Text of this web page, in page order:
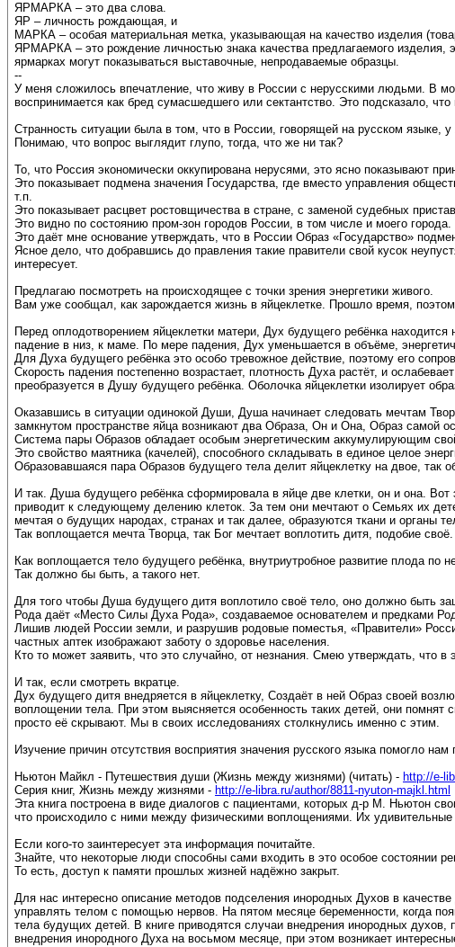
ЯРМАРКА – это два слова.
ЯР – личность рождающая, и
МАРКА – особая материальная метка, указывающая на качество изделия
ЯРМАРКА – это рождение личностью знака качества предлагаемого изделия,
ярмарках могут показываться выставочные, непродаваемые образцы.
--
У меня сложилось впечатление, что живу в России с нерусскими людьми. В
воспринимается как бред сумасшедшего или сектантство. Это подсказало,
Странность ситуации была в том, что в России, говорящей на русском
Понимаю, что вопрос выглядит глупо, тогда, что же ни так?
То, что Россия экономически оккупирована нерусями, это ясно показывают
Это показывает подмена значения Государства, где вместо управления
т.п.
Это показывает расцвет ростовщичества в стране, с заменой судебных
Это видно по состоянию пром-зон городов России, в том числе и моего города.
Это даёт мне основание утверждать, что в России Образ «Государство»
Ясное дело, что добравшись до правления такие правители свой кусок
интересует.
Предлагаю посмотреть на происходящее с точки зрения энергетики живого.
Вам уже сообщал, как зарождается жизнь в яйцеклетке. Прошло время,
Перед оплодотворением яйцеклетки матери, Дух будущего ребёнка
падение в низ, к маме. По мере падения, Дух уменьшается в объёме,
Для Духа будущего ребёнка это особо тревожное действие, поэтому его
Скорость падения постепенно возрастает, плотность Духа растёт, и
преобразуется в Душу будущего ребёнка. Оболочка яйцеклетки изолирует
Оказавшись в ситуации одинокой Души, Душа начинает следовать мечтам
замкнутом пространстве яйца возникают два Образа, Он и Она, Образ самой
Система пары Образов обладает особым энергетическим аккумулирующим
Это свойство маятника (качелей), способного складывать в единое целое
Образовавшаяся пара Образов будущего тела делит яйцеклетку на двое, так
И так. Душа будущего ребёнка сформировала в яйце две клетки, он и она.
приводит к следующему делению клеток. За тем они мечтают о Семьях их
мечтая о будущих народах, странах и так далее, образуются ткани и органы
Так воплощается мечта Творца, так Бог мечтает воплотить дитя, подобие своё.
Как воплощается тело будущего ребёнка, внутриутробное развитие плода по
Так должно бы быть, а такого нет.
Для того чтобы Душа будущего дитя воплотило своё тело, оно должно быть
Рода даёт «Место Силы Духа Рода», создаваемое основателем и предками
Лишив людей России земли, и разрушив родовые поместья, «Правители»
частных аптек изображают заботу о здоровье населения.
Кто то может заявить, что это случайно, от незнания. Смею утверждать, что
И так, если смотреть вкратце.
Дух будущего дитя внедряется в яйцеклетку, Создаёт в ней Образ своей
воплощении тела. При этом выясняется особенность таких детей, они
просто её скрывают. Мы в своих исследованиях столкнулись именно с этим.
Изучение причин отсутствия восприятия значения русского языка помогло
Ньютон Майкл - Путешествия души (Жизнь между жизнями) (читать) - http://e-
Серия книг, Жизнь между жизнями - http://e-libra.ru/author/8811-nyuton-majkl.html
Эта книга построена в виде диалогов с пациентами, которых д-р М. Ньютон
что происходило с ними между физическими воплощениями. Их
Если кого-то заинтересует эта информация почитайте.
Знайте, что некоторые люди способны сами входить в это особое состоянии
То есть, доступ к памяти прошлых жизней надёжно закрыт.
Для нас интересно описание методов подселения инородных Духов в
управлять телом с помощью нервов. На пятом месяце беременности, когда
тела будущих детей. В книге приводятся случаи внедрения инородных
внедрения инородного Духа на восьмом месяце, при этом возникает